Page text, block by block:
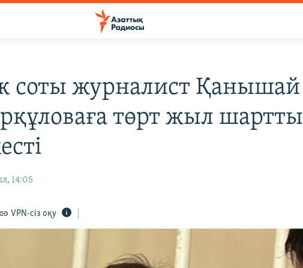
соты журналист Қанышай
төрт жыл шартты
14:05
VPN-сіз оқу